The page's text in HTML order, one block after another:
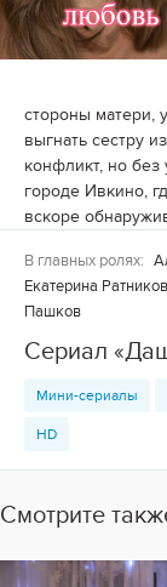
стороны матери,
выгнать сестру
конфликт, но
городе Ивкино,
вскоре
В главных ролях:
Екатерина
Пашков
Сериал
Мини-сериалы
HD
Смотрите